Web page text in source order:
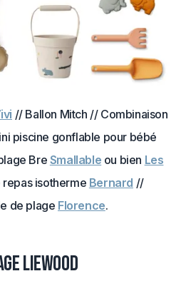
// Ballon Mitch // Combinaison
piscine gonflable pour bébé
Bre Smallable ou bien Les
isotherme Bernard //
de plage Florence.
Liewood